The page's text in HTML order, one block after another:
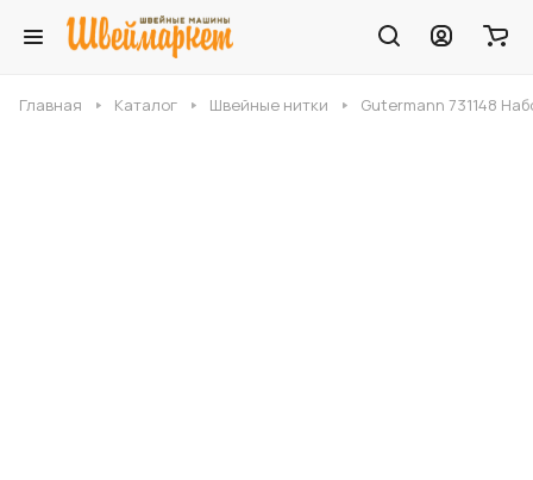
Главная Каталог Швейные нитки Gutermann 731148